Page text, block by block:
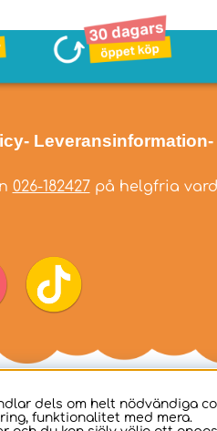
- Leveransinformation
026-182427på helgfria
dels om helt nödvändiga
funktionalitet med mera.